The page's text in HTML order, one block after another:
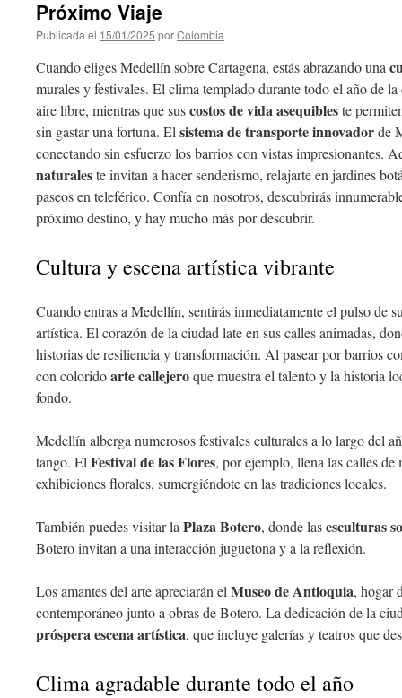
Próximo Viaje
Publicada el 15/01/2025 porColombia
Cuando eliges Medellín sobre Cartagena, estás abrazando una
murales y festivales. El clima templado durante todo el año de
aire libre, mientras que suscostos de vida asequibleste
sin gastar una fortuna. El sistema de transporte innovadorde
conectando sin esfuerzo los barrios con vistas impresionantes.
naturaleste invitan a hacer senderismo, relajarte en jardines
paseos en teleférico. Confía en nosotros, descubrirás
próximo destino, y hay mucho más por descubrir.
Cultura y escena artística vibrante
Cuando entras a Medellín, sentirás inmediatamente el pulso de
artística. El corazón de la ciudad late en sus calles animadas,
historias de resiliencia y transformación. Al pasear por barrios
con coloridoarte callejeroque muestra el talento y la historia
fondo.
Medellín alberga numerosos festivales culturales a lo largo del
tango. El Festival de las Flores, por ejemplo, llena las calles de
exhibiciones florales, sumergiéndote en las tradiciones locales.
También puedes visitar la Plaza Botero, donde lasesculturas
Botero invitan a una interacción juguetona y a la reflexión.
Los amantes del arte apreciarán el Museo de Antioquia, hogar
contemporáneo junto a obras de Botero. La dedicación de la
próspera escena artística, que incluye galerías y teatros que
Clima agradable durante todo el año